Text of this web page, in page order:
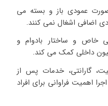
عمودی باز و بسته می
اضافی اشغال نمی کنند.
خاص و ساختار بادوام و
داخلی کمک می کند.
گارانتی، خدمات پس از
اهمیت فراوانی برای افراد